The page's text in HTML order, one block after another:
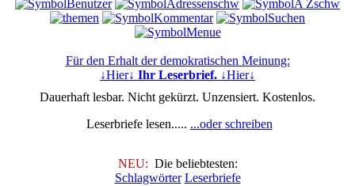
Für den Erhalt der demokratischen Meinung:
↓Hier↓ Ihr Leserbrief. ↓Hier↓
Dauerhaft lesbar. Nicht gekürzt. Unzensiert. Kostenlos.
Leserbriefe lesen..... ...oder schreiben
NEU: Die beliebtesten:
Schlagwörter Leserbriefe